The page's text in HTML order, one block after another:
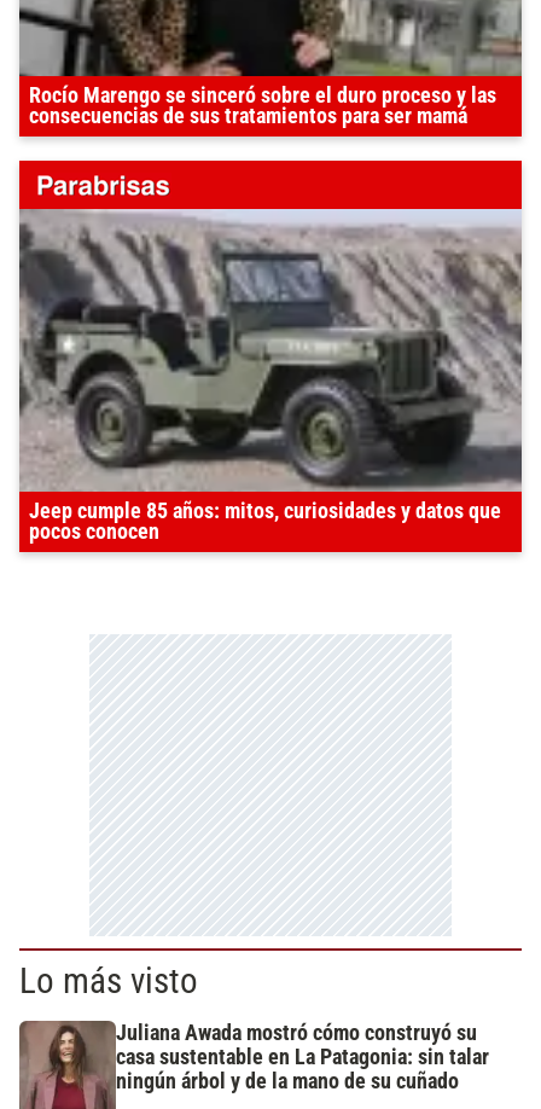
Rocío Marengo se sinceró sobre el duro proceso y las
consecuencias de sus tratamientos para ser mamá
Jeep cumple 85 años: mitos, curiosidades y datos que
pocos conocen
Lo más visto
Juliana Awada mostró cómo construyó su
casa sustentable en La Patagonia: sin talar
ningún árbol y de la mano de su cuñado